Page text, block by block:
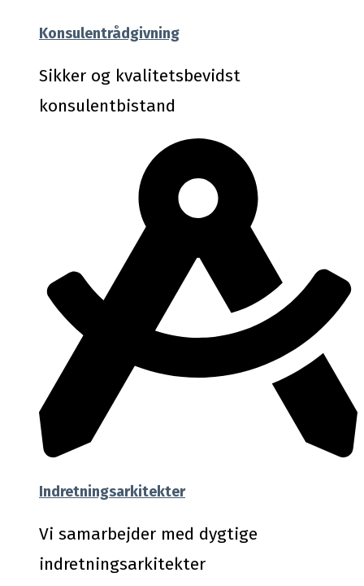
Konsulentrådgivning
Sikker og kvalitetsbevidst
konsulentbistand
Indretningsarkitekter
Vi samarbejder med dygtige
indretningsarkitekter